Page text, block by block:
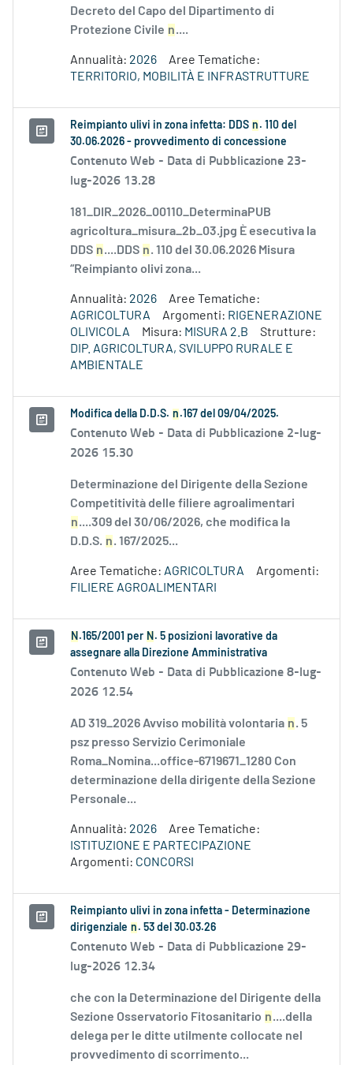
Decreto del Capo del Dipartimento di
Protezione Civile n....
Annualità: 2026
Aree Tematiche:
TERRITORIO, MOBILITÀ E INFRASTRUTTURE
Reimpianto ulivi in zona infetta: DDS n . 110 del
30.06.2026 - provvedimento di concessione
Contenuto Web - Data di Pubblicazione 23-
lug-2026 13.28
181_DIR_2026_00110_DeterminaPUB
agricoltura_misura_2b_03.jpg È esecutiva la
DDS n....DDS n. 110 del 30.06.2026 Misura
“Reimpianto olivi zona...
Annualità: 2026
Aree Tematiche:
AGRICOLTURA
Argomenti: RIGENERAZIONE
OLIVICOLA
Misura: MISURA 2.B
Strutture:
DIP. AGRICOLTURA, SVILUPPO RURALE E
AMBIENTALE
Modifica della D.D.S. n .167 del 09/04/2025.
Contenuto Web - Data di Pubblicazione 2-lug-
2026 15.30
Determinazione del Dirigente della Sezione
Competitività delle filiere agroalimentari
n....309 del 30/06/2026, che modifica la
D.D.S. n. 167/2025...
Aree Tematiche: AGRICOLTURA
Argomenti:
FILIERE AGROALIMENTARI
N .165/2001 per N . 5 posizioni lavorative da
assegnare alla Direzione Amministrativa
Contenuto Web - Data di Pubblicazione 8-lug-
2026 12.54
AD 319_2026 Avviso mobilità volontaria n. 5
psz presso Servizio Cerimoniale
Roma_Nomina...office-6719671_1280 Con
determinazione della dirigente della Sezione
Personale...
Annualità: 2026
Aree Tematiche:
ISTITUZIONE E PARTECIPAZIONE
Argomenti: CONCORSI
Reimpianto ulivi in zona infetta - Determinazione
dirigenziale n . 53 del 30.03.26
Contenuto Web - Data di Pubblicazione 29-
lug-2026 12.34
che con la Determinazione del Dirigente della
Sezione Osservatorio Fitosanitario n....della
delega per le ditte utilmente collocate nel
provvedimento di scorrimento...